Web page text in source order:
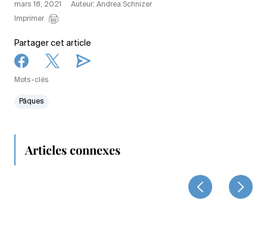
mars 18, 2021
Auteur: Andrea Schnizer
Imprimer
Partager cet article
Mots-clés
Pâques
Articles connexes